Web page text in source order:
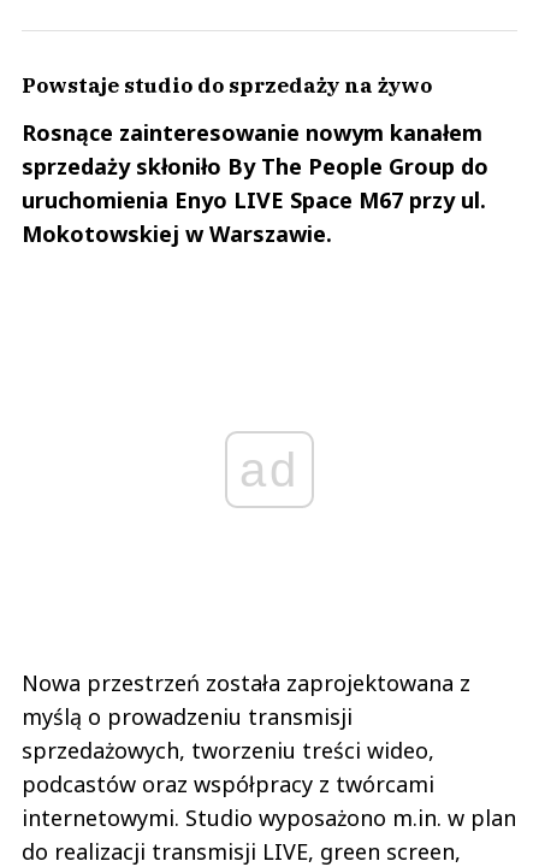
Powstaje studio do sprzedaży na żywo
Rosnące zainteresowanie nowym kanałem
sprzedaży skłoniło By The People Group do
uruchomienia Enyo LIVE Space M67 przy ul.
Mokotowskiej w Warszawie.
ad
Nowa przestrzeń została zaprojektowana z
myślą o prowadzeniu transmisji
sprzedażowych, tworzeniu treści wideo,
podcastów oraz współpracy z twórcami
internetowymi. Studio wyposażono m.in. w plan
do realizacji transmisji LIVE, green screen,